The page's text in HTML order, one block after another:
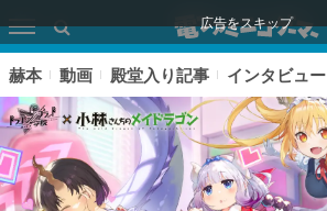
広告をスキップ
赫本 動画 殿堂入り記事 インタビュー